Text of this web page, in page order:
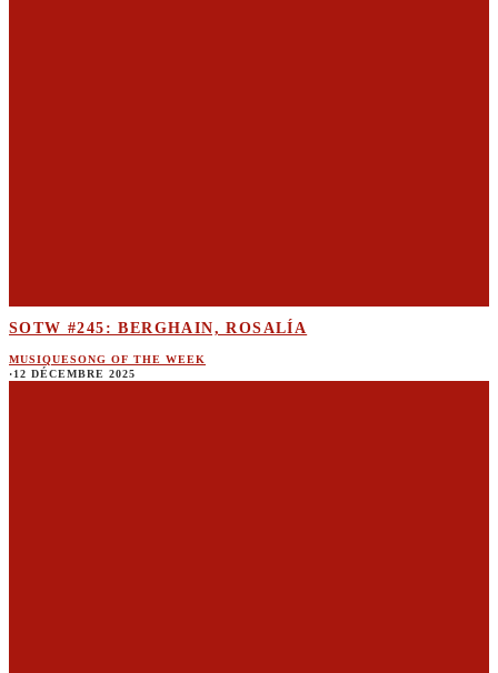
SOTW #245: BERGHAIN, ROSALÍA
MUSIQUESONG OF THE WEEK
·12 DÉCEMBRE 2025